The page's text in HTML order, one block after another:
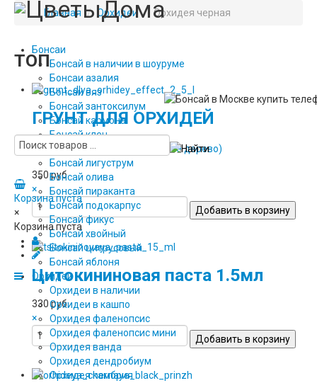
Бонсаи
Бонсай в наличии в шоуруме
Бонсаи азалия
Бонсаи вяз
Бонсай зантоксилум
Бонсай кармона
Бонсай клен
Бонсай крассула (денежное дерево)
Бонсай лигуструм
Бонсай олива
Бонсай пираканта
Бонсай подокарпус
Бонсай фикус
Бонсай хвойный
Бонсай цитрусовый
Бонсай яблоня
Орхидеи
Орхидеи в наличии
Орхидеи в кашпо
Орхидея фаленопсис
Орхидея фаленопсис мини
Орхидея ванда
Орхидея дендробиум
Орхидея камбрия
Корзина пуста
×
Корзина пуста
Главная / Орхидеи / Орхидея черная
ТОП
ГРУНТ ДЛЯ ОРХИДЕЙ
«ЭФФЕКТ+» 2,5Л
350 руб
×
Цитокининовая паста 1.5мл
330 руб
×